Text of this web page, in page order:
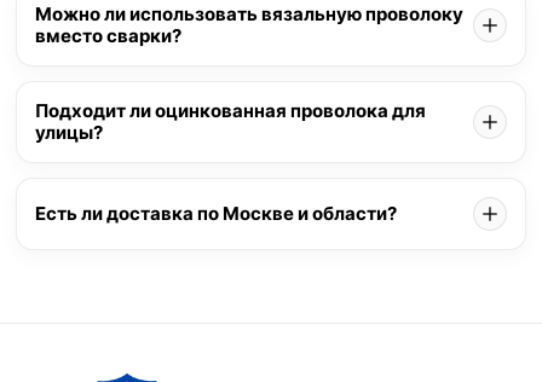
Можно ли использовать вязальную проволоку
вместо сварки?
Подходит ли оцинкованная проволока для
улицы?
Есть ли доставка по Москве и области?